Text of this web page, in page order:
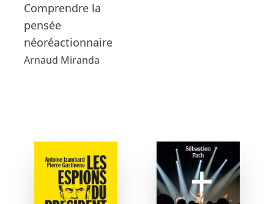
Comprendre la
pensée
néoréactionnaire
Arnaud Miranda